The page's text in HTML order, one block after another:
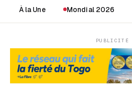
À la Une Mondial 2026
PUBLICITÉ